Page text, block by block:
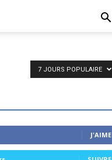
7 JOURS POPULAIRE
J'AIME